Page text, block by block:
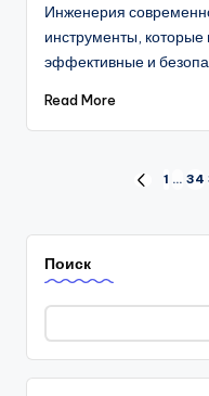
Инженерия
инструменты,
эффективные и
Read More
Пагинация
записей
PREVIOUS
1 … 34
Поиск